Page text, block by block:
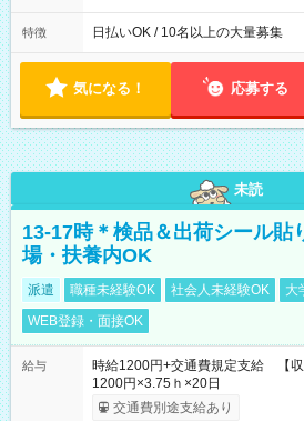
り ※夜勤シフトあり
特徴 日払いOK / 10名以上の大量募集
気になる！ 応募する
未読
13-17時＊検品＆出荷シール貼
場・扶養内OK
派遣 職種未経験OK 社会人未経験OK 大
WEB登録・面接OK
給与
時給1200円+交通費規定支給 【
1200円×3.75ｈ×20日
交通費別途支給あり